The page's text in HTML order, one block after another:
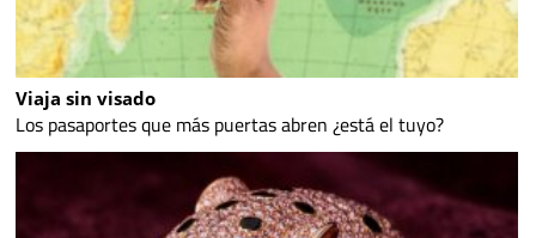
Viaja sin visado
Los pasaportes que más puertas abren ¿está el tuyo?